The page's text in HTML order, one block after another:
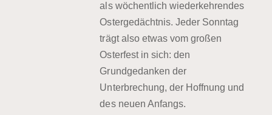
als wöchentlich wiederkehrendes
Ostergedächtnis. Jeder Sonntag
trägt also etwas vom großen
Osterfest in sich: den
Grundgedanken der
Unterbrechung, der Hoffnung und
des neuen Anfangs.